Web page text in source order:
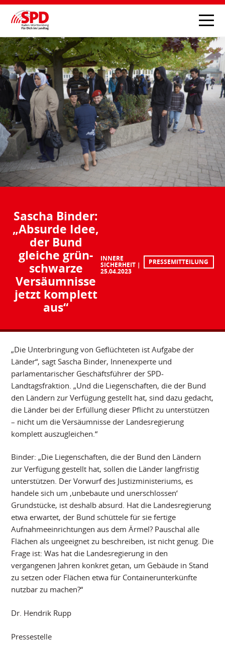
Sascha Binder:
„Absurde Idee,
der Bund
gleiche grün-
schwarze
Versäumnisse
jetzt komplett
aus“
INNERE
SICHERHEIT
25.04.2023
PRESSEMITTEILUNG
„Die Unterbringung von Geflüchteten ist Aufgabe der
Länder“, sagt Sascha Binder, Innenexperte und
parlamentarischer Geschäftsführer der SPD-
Landtagsfraktion. „Und die Liegenschaften, die der Bund
den Ländern zur Verfügung gestellt hat, sind dazu gedacht,
die Länder bei der Erfüllung dieser Pflicht zu unterstützen
– nicht um die Versäumnisse der Landesregierung
komplett auszugleichen.“
Binder: „Die Liegenschaften, die der Bund den Ländern
zur Verfügung gestellt hat, sollen die Länder langfristig
unterstützen. Der Vorwurf des Justizministeriums, es
handele sich um ,unbebaute und unerschlossen‘
Grundstücke, ist deshalb absurd. Hat die Landesregierung
etwa erwartet, der Bund schüttele für sie fertige
Aufnahmeeinrichtungen aus dem Ärmel? Pauschal alle
Flächen als ungeeignet zu beschreiben, ist nicht genug. Die
Frage ist: Was hat die Landesregierung in den
vergangenen Jahren konkret getan, um Gebäude in Stand
zu setzen oder Flächen etwa für Containerunterkünfte
nutzbar zu machen?“
Dr. Hendrik Rupp
Pressestelle